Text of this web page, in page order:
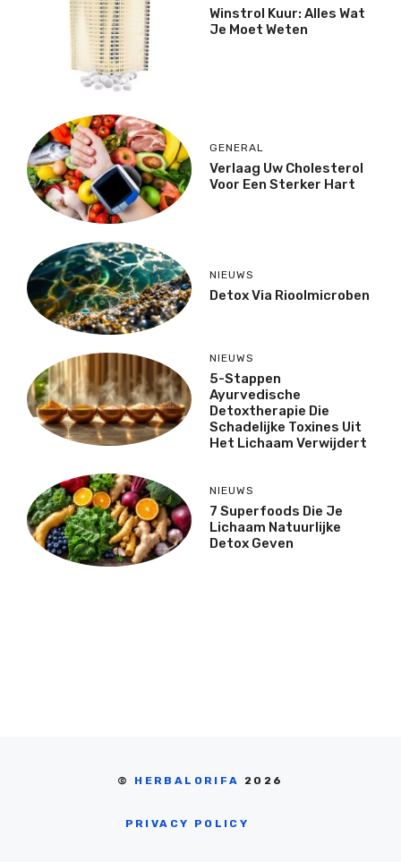
Winstrol Kuur: Alles Wat
Je Moet Weten
GENERAL
Verlaag Uw Cholesterol
Voor Een Sterker Hart
NIEUWS
Detox Via Rioolmicroben
NIEUWS
5-Stappen
Ayurvedische
Detoxtherapie Die
Schadelijke Toxines Uit
Het Lichaam Verwijdert
NIEUWS
7 Superfoods Die Je
Lichaam Natuurlijke
Detox Geven
© HERBALORIFA 2026
PRIVACY POLICY